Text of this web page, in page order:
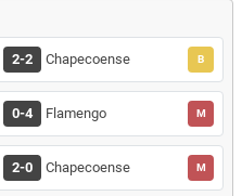
2-2 Chapecoense B
0-4 Flamengo M
2-0 Chapecoense M